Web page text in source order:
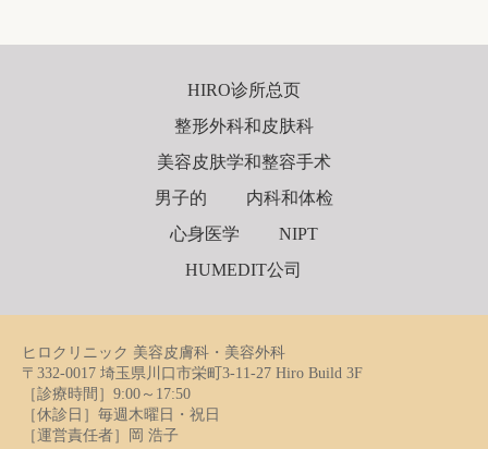
HIRO诊所总页
整形外科和皮肤科
美容皮肤学和整容手术
男子的
内科和体检
心身医学
NIPT
HUMEDIT公司
ヒロクリニック 美容皮膚科・美容外科
〒332-0017 埼玉県川口市栄町3-11-27 Hiro Build 3F
［診療時間］9:00～17:50
［休診日］毎週木曜日・祝日
［運営責任者］岡 浩子